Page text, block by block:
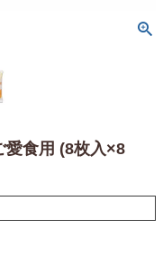
愛食用 (8枚入×8